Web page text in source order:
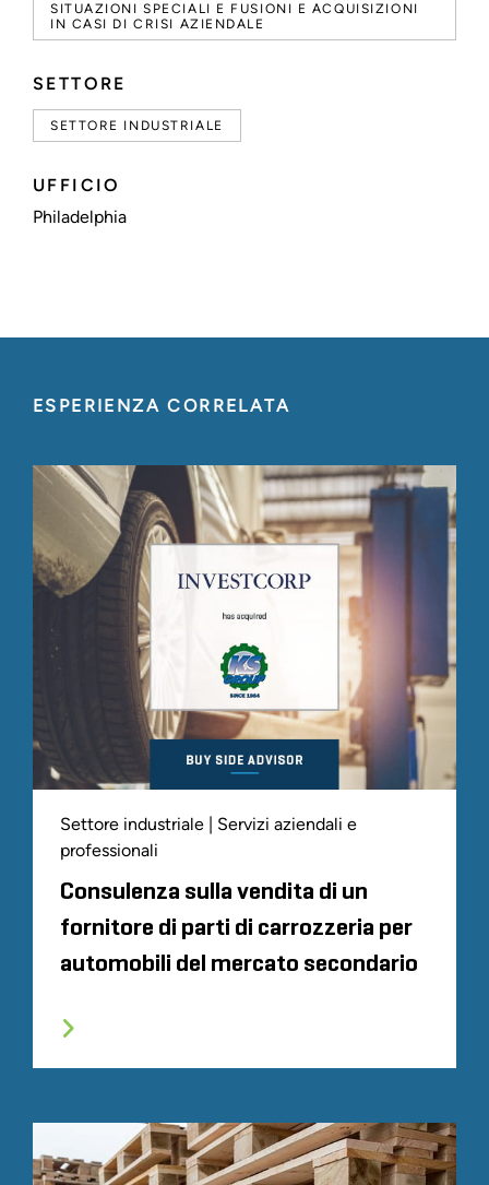
SITUAZIONI SPECIALI E FUSIONI E ACQUISIZIONI
IN CASI DI CRISI AZIENDALE
SETTORE
SETTORE INDUSTRIALE
UFFICIO
Philadelphia
ESPERIENZA CORRELATA
Settore industriale | Servizi aziendali e
professionali
Consulenza sulla vendita di un
fornitore di parti di carrozzeria per
automobili del mercato secondario